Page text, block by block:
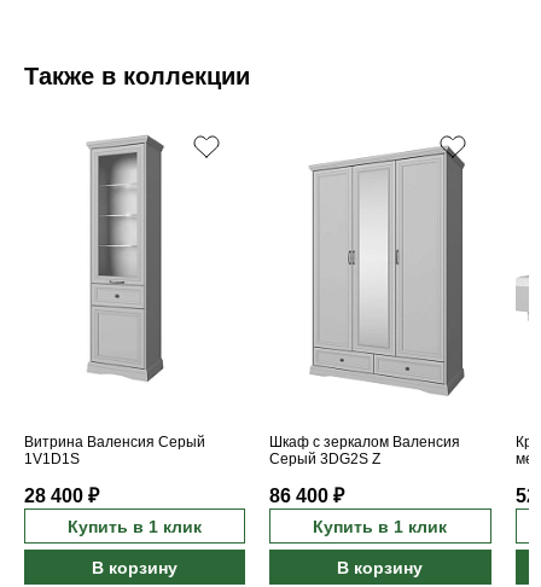
Также в коллекции
Витрина Валенсия Серый
1V1D1S
28 400 ₽
Купить в 1 клик
В корзину
Шкаф с зеркалом Валенсия
Серый 3DG2S Z
86 400 ₽
Купить в 1 клик
В корзину
52